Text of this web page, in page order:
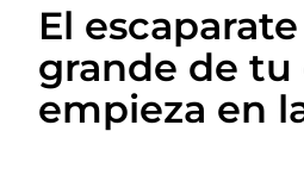
El
grande de tu
empieza en